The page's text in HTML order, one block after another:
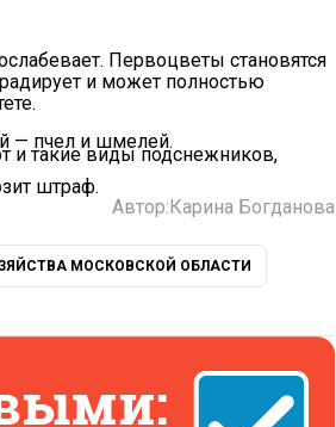
Первоцветы становятся
и может полностью
— пчел и шмелей.
и такие виды подснежников,
штраф.
Автор:Карина Богданова
МОСКОВСКОЙ ОБЛАСТИ